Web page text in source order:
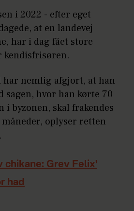
i 2022 - efter eget
at en landevej
har i dag fået store
kendisfrisøren.
har nemlig afgjort, at han
sagen, hvor han kørte 70
byzonen, skal frakendes
oplyser retten
.
chikane: Grev Felix'
had